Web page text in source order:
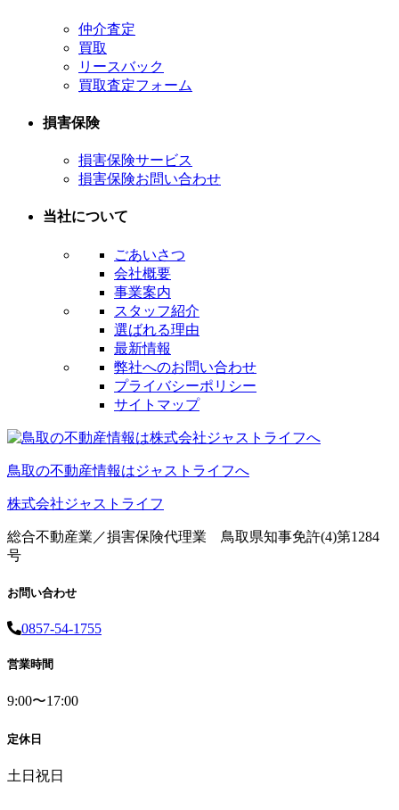
仲介査定
買取
リースバック
買取査定フォーム
損害保険
損害保険サービス
損害保険お問い合わせ
当社について
ごあいさつ
会社概要
事業案内
スタッフ紹介
選ばれる理由
最新情報
弊社へのお問い合わせ
プライバシーポリシー
サイトマップ
鳥取の不動産情報はジャストライフへ
株式会社ジャストライフ
総合不動産業／損害保険代理業 鳥取県知事免許(4)第1284
号
お問い合わせ
0857-54-1755
営業時間
9:00〜17:00
定休日
土日祝日